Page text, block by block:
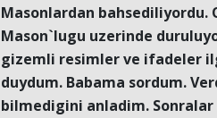
Masonlardan bahsediliyordu.
Mason`lugu uzerinde
gizemli resimler ve ifadeler
duydum. Babama sordum.
bilmedigini anladim.